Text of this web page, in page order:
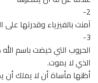
2-
آمنت بالفيزياء وقدرتها
3-
الحروب التي خيضت باسم الله
الذي لا يموت.
أظنها مأساة أن لا يملك أن